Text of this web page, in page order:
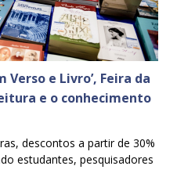
Verso e Livro’, Feira da
e o conhecimento
descontos a partir de 30%
estudantes, pesquisadores